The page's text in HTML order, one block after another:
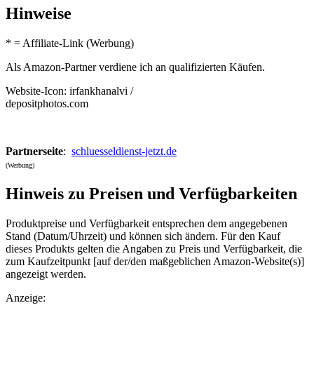
Hinweise
* = Affiliate-Link (Werbung)
Als Amazon-Partner verdiene ich an qualifizierten Käufen.
Website-Icon: irfankhanalvi /
depositphotos.com
Partnerseite: schluesseldienst-jetzt.de
(Werbung)
Hinweis zu Preisen und Verfügbarkeiten
Produktpreise und Verfügbarkeit entsprechen dem angegebenen
Stand (Datum/Uhrzeit) und können sich ändern. Für den Kauf
dieses Produkts gelten die Angaben zu Preis und Verfügbarkeit, die
zum Kaufzeitpunkt [auf der/den maßgeblichen Amazon-Website(s)]
angezeigt werden.
Anzeige: